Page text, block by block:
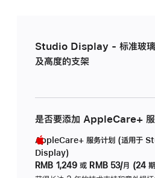
Studio Display - 标准玻璃
及高度的支架
是否要添加 AppleCare+ 服
AppleCare+ 服务计划 (适用于
Display)
RMB 1,249 或 RMB 53/月 (24